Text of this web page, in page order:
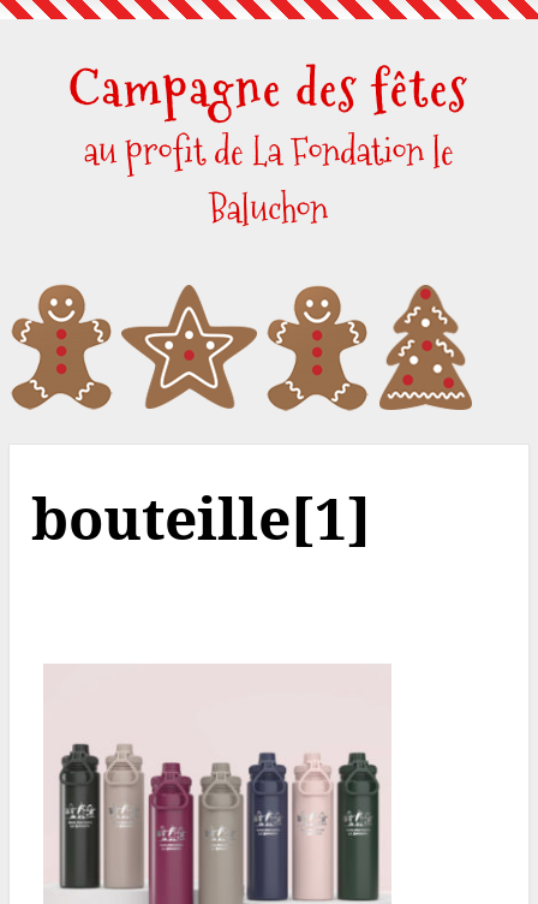
Skip
contentCampagne des fêtes
au profit de La Fondation le
Baluchon
bouteille[1]